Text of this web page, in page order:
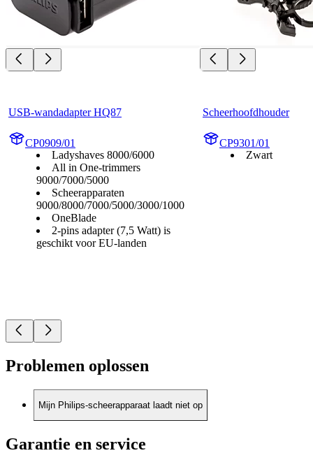
USB-wandadapter HQ87
CP0909/01
Ladyshaves 8000/6000
All in One-trimmers
9000/7000/5000
Scheerapparaten
9000/8000/7000/5000/3000/1000
OneBlade
2-pins adapter (7,5 Watt) is
geschikt voor EU-landen
Scheerhoofdhouder
CP9301/01
Zwart
Problemen oplossen
Mijn Philips-scheerapparaat laadt niet op
Garantie en service